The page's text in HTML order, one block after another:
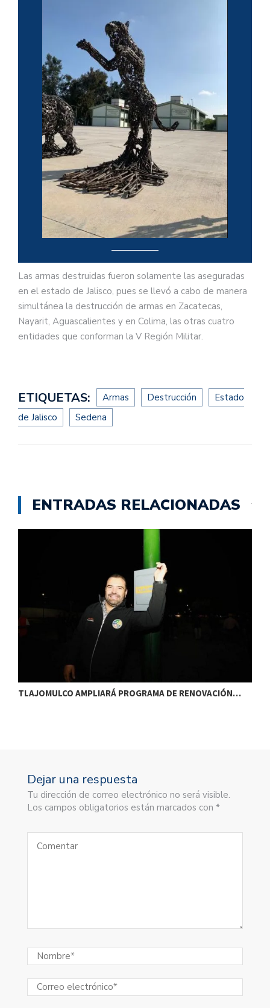
Las armas destruidas fueron solamente las aseguradas
en el estado de Jalisco, pues se llevó a cabo de manera
simultánea la destrucción de armas en Zacatecas,
Nayarit, Aguascalientes y en Colima, las otras cuatro
entidades que conforman la V Región Militar.
ETIQUETAS: Armas Destrucción
Estado
de Jalisco
Sedena
ENTRADAS RELACIONADAS
TLAJOMULCO AMPLIARÁ PROGRAMA DE RENOVACIÓN…
Dejar una respuesta
Tu dirección de correo electrónico no será visible.
Los campos obligatorios están marcados con *